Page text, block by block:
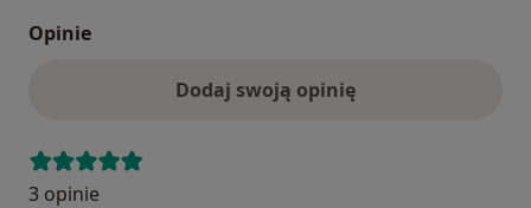
Opinie
Dodaj swoją opinię
3 opinie